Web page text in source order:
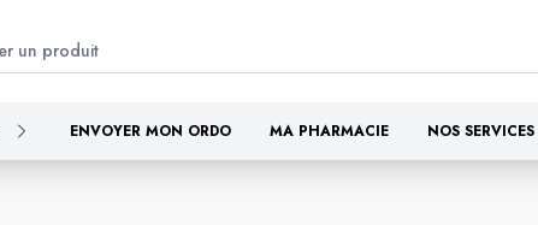
ENVOYER MON ORDO MA PHARMACIE NOS SERVICES